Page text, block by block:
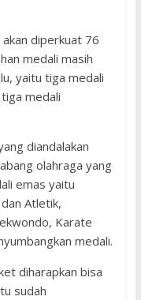
diperkuat 76
medali masih
yaitu tiga medali
medali
diandalakan
olahraga yang
emas yaitu
Atletik,
Karate
medali.
diharapkan bisa
sudah